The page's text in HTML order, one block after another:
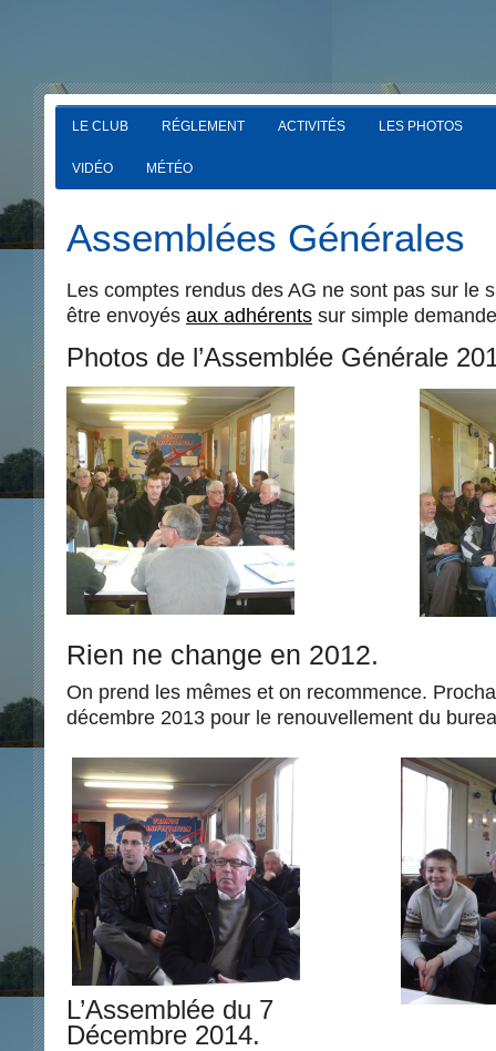
LE CLUB RÉGLEMENT ACTIVITÉS LES PHOTOS
VIDÉO MÉTÉO
Assemblées Générales
Les comptes rendus des AG ne sont pas sur le
être envoyés aux adhérents sur simple
Photos de l’Assemblée Générale
Rien ne change en 2012.
On prend les mêmes et on recommence.
décembre 2013 pour le renouvellement du
L’Assemblée du 7
Décembre 2014.